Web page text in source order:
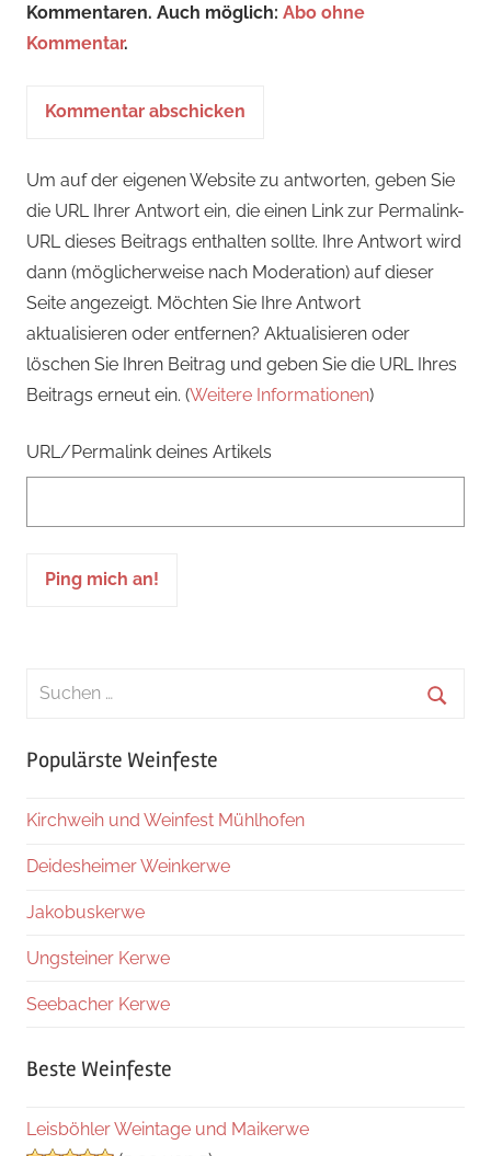
Kommentaren. Auch möglich: Abo ohne
Kommentar.
Um auf der eigenen Website zu antworten, geben Sie
die URL Ihrer Antwort ein, die einen Link zur Permalink-
URL dieses Beitrags enthalten sollte. Ihre Antwort wird
dann (möglicherweise nach Moderation) auf dieser
Seite angezeigt. Möchten Sie Ihre Antwort
aktualisieren oder entfernen? Aktualisieren oder
löschen Sie Ihren Beitrag und geben Sie die URL Ihres
Beitrags erneut ein. (Weitere Informationen)
URL/Permalink deines Artikels
Suchen
Populärste Weinfeste
Kirchweih und Weinfest Mühlhofen
Deidesheimer Weinkerwe
Jakobuskerwe
Ungsteiner Kerwe
Seebacher Kerwe
Beste Weinfeste
Leisböhler Weintage und Maikerwe